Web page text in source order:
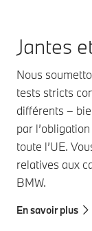
Jantes
Nous
tests stricts
différents –
par
toute l’UE.
relatives aux
BMW.
En savoir plus